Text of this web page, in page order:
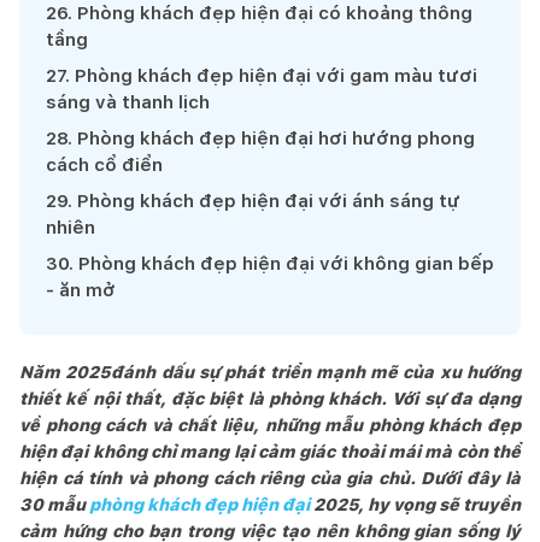
26. Phòng khách đẹp hiện đại có khoảng thông
tầng
27. Phòng khách đẹp hiện đại với gam màu tươi
sáng và thanh lịch
28. Phòng khách đẹp hiện đại hơi hướng phong
cách cổ điển
29. Phòng khách đẹp hiện đại với ánh sáng tự
nhiên
30. Phòng khách đẹp hiện đại với không gian bếp
- ăn mở
Năm 2025đánh dấu sự phát triển mạnh mẽ của xu hướng
thiết kế nội thất, đặc biệt là phòng khách. Với sự đa dạng
về phong cách và chất liệu, những mẫu phòng khách đẹp
hiện đại không chỉ mang lại cảm giác thoải mái mà còn thể
hiện cá tính và phong cách riêng của gia chủ. Dưới đây là
30 mẫuphòng khách đẹp hiện đại2025, hy vọng sẽ truyền
cảm hứng cho bạn trong việc tạo nên không gian sống lý